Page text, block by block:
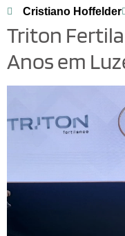
Cristiano Hoffelder
Triton
Anos em